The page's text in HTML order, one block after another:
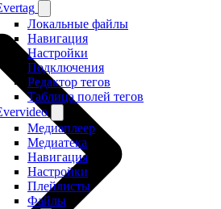
Локальные файлы
Навигация
Настройки
Подключения
Редактор тегов
Таблица полей тегов
Медиаплеер
Медиатека
Навигация
Настройки
Плейлисты
Файлы